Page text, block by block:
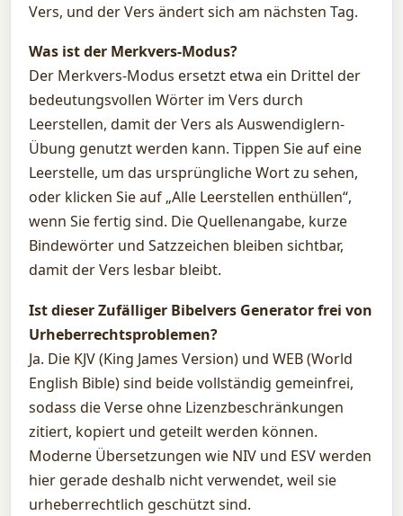
Vers, und der Vers ändert sich am nächsten Tag.
Was ist der Merkvers-Modus?
Der Merkvers-Modus ersetzt etwa ein Drittel der
bedeutungsvollen Wörter im Vers durch
Leerstellen, damit der Vers als Auswendiglern-
Übung genutzt werden kann. Tippen Sie auf eine
Leerstelle, um das ursprüngliche Wort zu sehen,
oder klicken Sie auf „Alle Leerstellen enthüllen“,
wenn Sie fertig sind. Die Quellenangabe, kurze
Bindewörter und Satzzeichen bleiben sichtbar,
damit der Vers lesbar bleibt.
Ist dieser Zufälliger Bibelvers Generator frei von
Urheberrechtsproblemen?
Ja. Die KJV (King James Version) und WEB (World
English Bible) sind beide vollständig gemeinfrei,
sodass die Verse ohne Lizenzbeschränkungen
zitiert, kopiert und geteilt werden können.
Moderne Übersetzungen wie NIV und ESV werden
hier gerade deshalb nicht verwendet, weil sie
urheberrechtlich geschützt sind.